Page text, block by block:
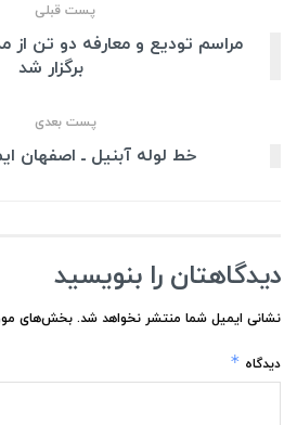
پست قبلی
مراسم تودیع و معارفه دو تن از
برگزار شد
پست بعدی
خط لوله آبنیل ـ اصفهان
دیدگاهتان را بنویسید
نشانی ایمیل شما منتشر نخواهد شد. بخش‌های
دیدگاه *